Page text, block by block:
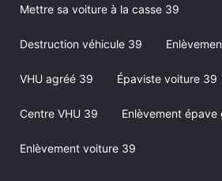
Mettre sa voiture à la casse 39
Destruction véhicule 39
VHU agréé 39 Épaviste voiture 39
Centre VHU 39 Enlèvement
Enlèvement voiture 39